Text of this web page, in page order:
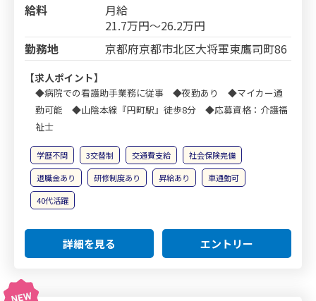
給料
月給
21.7万円～26.2万円
勤務地
京都府京都市北区大将軍東鷹司町86
【求人ポイント】
◆病院での看護助手業務に従事 ◆夜勤あり ◆マイカー通
勤可能 ◆山陰本線『円町駅』徒歩8分 ◆応募資格：介護福
祉士
学歴不問 3交替制 交通費支給
社会保険完備
退職金あり
研修制度あり 昇給あり
車通勤可
40代活躍
詳細を見る エントリー